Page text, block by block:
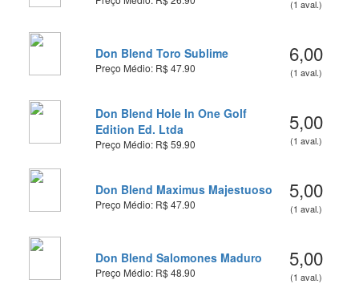
(1 aval.)
Don Blend Toro Sublime
Preço Médio: R$ 47.90
6,00
(1 aval.)
Don Blend Hole In One Golf
Edition Ed. Ltda
Preço Médio: R$ 59.90
5,00
(1 aval.)
Don Blend Maximus Majestuoso
Preço Médio: R$ 47.90
5,00
(1 aval.)
Don Blend Salomones Maduro
Preço Médio: R$ 48.90
5,00
(1 aval.)